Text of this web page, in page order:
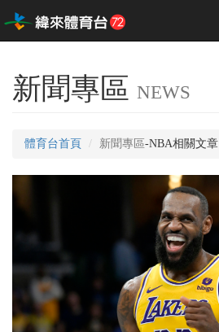
新聞專區 NEWS
體育台首頁 新聞專區-NBA相關文章